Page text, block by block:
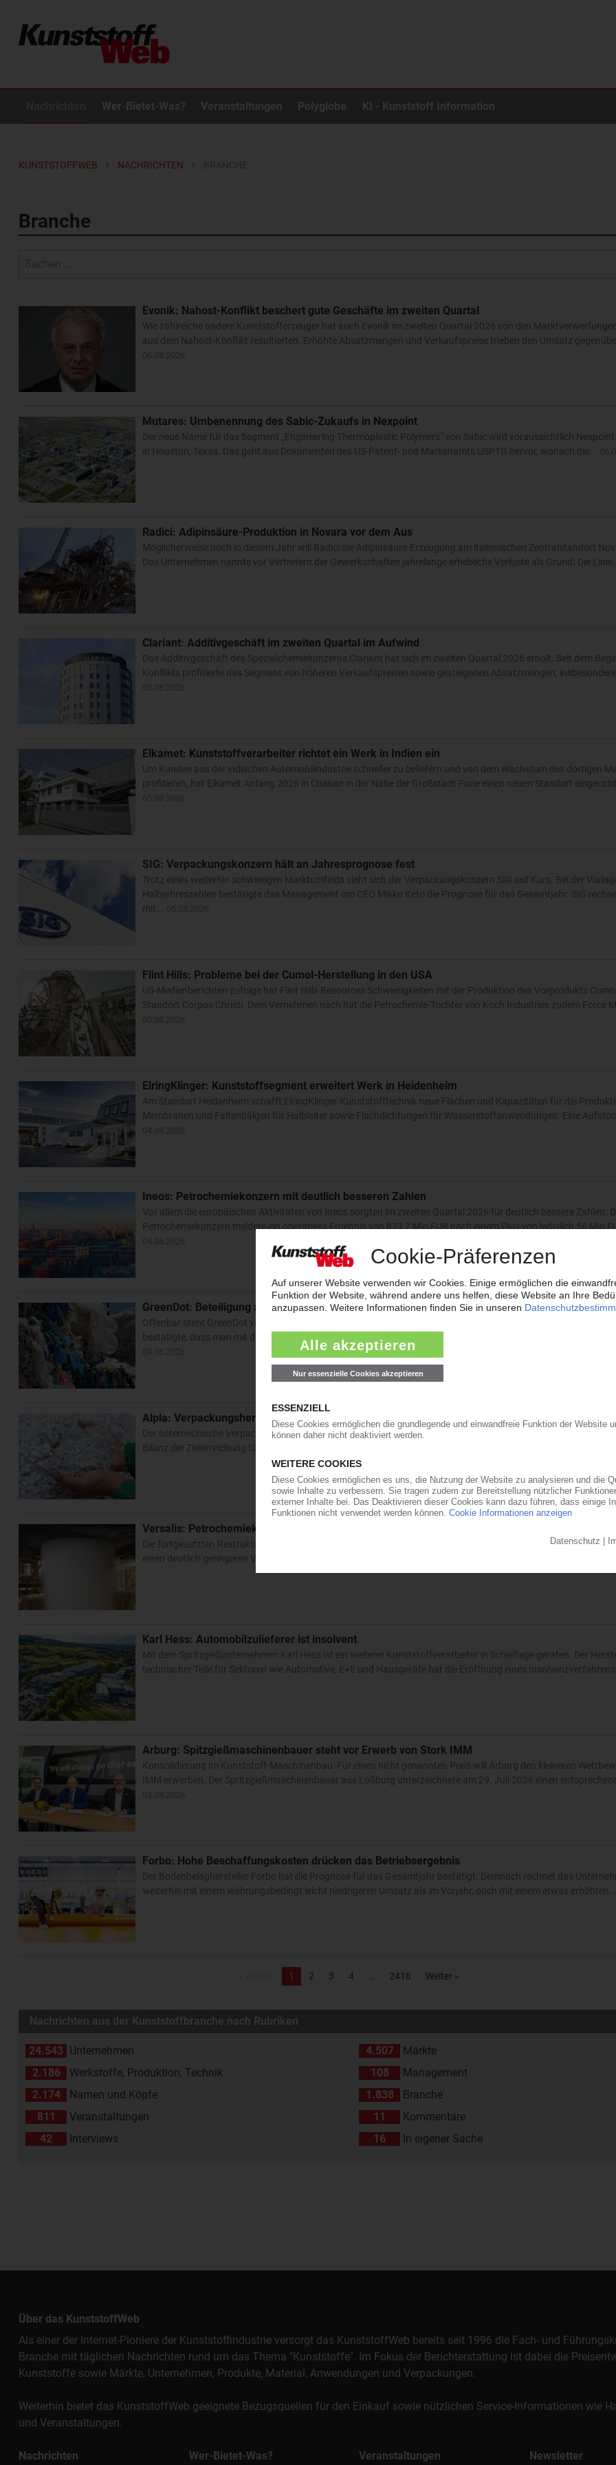
Wer-Bietet-Was? Veranstaltungen Polyglobe KI - Kunststoff Information
KUNSTSTOFFWEB NACHRICHTEN
Branche
Evonik: Nahost-Konflikt beschert gute Geschäfte im zweiten Quartal
Wie zahlreiche andere Kunststofferzeuger hat auch Evonik im zweiten Quartal 2026 von den
aus dem Nahost-Konflikt resultierten. Erhöhte Absatzmengen und Verkaufspreise trieben den Umsatz
Mutares: Umbenennung des Sabic-Zukaufs in Nexpoint
Der neue Name für das Segment „Engineering Thermoplastic Polymers“ von Sabic wird voraussichtlich
in Houston, Texas. Das geht aus Dokumenten des US-Patent- und Markenamts USPTO hervor, wonach die...
Radici: Adipinsäure-Produktion in Novara vor dem Aus
Möglicherweise noch in diesem Jahr will Radici die Adipinsäure-Erzeugung am italienischen Zentralstandort
Das Unternehmen nannte vor Vertretern der Gewerkschaften jahrelange erhebliche Verluste als Grund. Die
Clariant: Additivgeschäft im zweiten Quartal im Aufwind
Das Additivgeschäft des Spezialchemiekonzerns Clariant hat sich im zweiten Quartal 2026 erholt. Seit dem
Konflikts profitierte das Segment von höheren Verkaufspreisen sowie gestiegenen Absatzmengen, insbesondere
Elkamet: Kunststoffverarbeiter richtet ein Werk in Indien ein
Um Kunden aus der indischen Automobilindustrie schneller zu beliefern und von dem Wachstum des dortigen
profitieren, hat Elkamet Anfang 2026 in Chakan in der Nähe der Großstadt Pune einen neuen Standort
SIG: Verpackungskonzern hält an Jahresprognose fest
Trotz eines weiterhin schwierigen Marktumfelds sieht sich der Verpackungskonzern SIG auf Kurs. Bei der
Halbjahreszahlen bestätigte das Management um CEO Mikko Keto die Prognose für das Gesamtjahr. SIG
mit...
Flint Hills: Probleme bei der Cumol-Herstellung in den USA
US-Medienberichten zufolge hat Flint Hills Resources Schwierigkeiten mit der Produktion des Vorprodukts
Standort Corpus Christi. Dem Vernehmen nach hat die Petrochemie-Tochter von Koch Industries zudem Force
ElringKlinger: Kunststoffsegment erweitert Werk in Heidenheim
Am Standort Heidenheim schafft ElringKlinger Kunststofftechnik neue Flächen und Kapazitäten für die
Membranen und Faltenbälgen für Halbleiter sowie Flachdichtungen für Wasserstoffanwendungen. Eine
Ineos: Petrochemiekonzern mit deutlich besseren Zahlen
Vor allem die europäischen Aktivitäten von Ineos sorgten im zweiten Quartal 2026 für deutlich bessere Zahlen.
Petrochemiekonzern meldete ein operatives Ergebnis von 873,7 Mio EUR nach einem Plus von lediglich 56 Mio
GreenDot: Beteiligung an französischer Léko
Offenbar steht GreenDot vor einem Einstieg beim französischen EPR-Systembetreiber Léko . Das Kölner
bestätigte, dass man mit der Léko-Holding Valorie eine entsprechende Absichtserklärung unterzeichnet habe.
Alpla: Verpackungshersteller verfehlt Nachhaltigkeitsziele
Der österreichische Verpackungshersteller Alpla hat seine Nachhaltigkeitsziele bis 2030 neu gesteckt.
Bilanz der Zielerreichung für 2025 gemischt aus: Wie aus dem jetzt veröffentlichten Nachhaltigkeitsbericht...
Versalis: Petrochemiekonzern verringert Verluste deutlich
Die fortgesetzten Restrukturierungen bei Versalis haben dafür gesorgt, dass der Kunststofferzeuger im zweiten
einen deutlich geringeren Verlust verzeichnete als zuvor. Das Ebit wird mit -65 Mio EUR beziffert – das ist nur...
Karl Hess: Automobilzulieferer ist insolvent
Mit dem Spritzgießunternehmen Karl Hess ist ein weiterer Kunststoffverarbeiter in Schieflage geraten. Der
technischer Teile für Sektoren wie Automotive, E+E und Hausgeräte hat die Eröffnung eines
Arburg: Spitzgießmaschinenbauer steht vor Erwerb von Stork IMM
Konsolidierung im Kunststoff-Maschinenbau: Für einen nicht genannten Preis will Arburg den kleineren
IMM erwerben. Der Spritzgießmaschinenbauer aus Loßburg unterzeichnete am 29. Juli 2026 einen
Forbo: Hohe Beschaffungskosten drücken das Betriebsergebnis
Der Bodenbelaghersteller Forbo hat die Prognose für das Gesamtjahr bestätigt. Demnach rechnet das
weiterhin mit einem währungsbedingt leicht niedrigeren Umsatz als im Vorjahr, doch mit einem etwas erhöhten...
1 2 3 4 2418 Weiter »
Nachrichten aus der Kunststoffbranche nach Rubriken
24.543 Unternehmen 4.507
Märkte
2.186
Werkstoffe, Produktion, Technik 108
Management
2.174
Namen und Köpfe 1.838
Branche
811
Veranstaltungen 11
Kommentare
42
Interviews 16 In eigener Sache
Über das KunststoffWeb
Als einer der Internet-Pioniere der Kunststoffindustrie versorgt das KunststoffWeb bereits seit 1996 die Fach- und
Branche mit täglichen Nachrichten rund um das Thema "Kunststoffe". Im Fokus der Berichterstattung ist dabei die
Kunststoffe sowie Märkte, Unternehmen, Produkte, Material, Anwendungen und Verpackungen.
Weiterhin bietet das KunststoffWeb geeignete Bezugsquellen für den Einkauf sowie nützlichen Service-Informationen wie
und Veranstaltungen.
Nachrichten Wer-Bietet-Was? Veranstaltungen Newsletter